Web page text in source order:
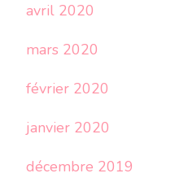
avril 2020
mars 2020
février 2020
janvier 2020
décembre 2019